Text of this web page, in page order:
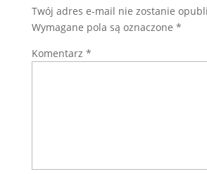
Twój adres e-mail nie zostanie
Wymagane pola są oznaczone *
Komentarz *